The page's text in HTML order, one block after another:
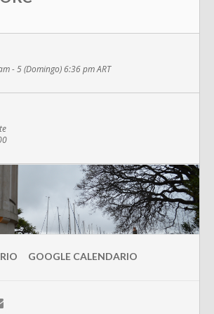
- 5 (Domingo) 6:36 pmART
GOOGLE CALENDARIO